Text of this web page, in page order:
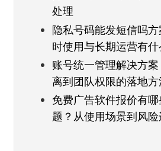
处理
隐私号码能发短信吗
时使用与长期运营有
账号统一管理解决方
离到团队权限的落地
免费广告软件报价有
题？从使用场景到风